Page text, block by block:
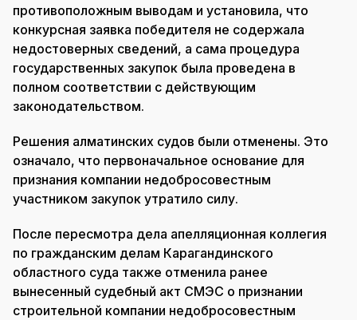
противоположным выводам и установила, что
конкурсная заявка победителя не содержала
недостоверных сведений, а сама процедура
государственных закупок была проведена в
полном соответствии с действующим
законодательством.
Решения алматинских судов были отменены. Это
означало, что первоначальное основание для
признания компании недобросовестным
участником закупок утратило силу.
После пересмотра дела апелляционная коллегия
по гражданским делам Карагандинского
областного суда также отменила ранее
вынесенный судебный акт СМЭС о признании
строительной компании недобросовестным